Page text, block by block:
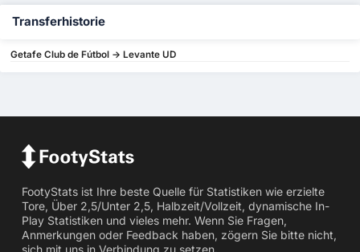
Transferhistorie
Getafe Club de Fútbol -> Levante UD
FootyStats ist Ihre beste Quelle für Statistiken wie erzielte
Tore, Über 2,5/Unter 2,5, Halbzeit/Vollzeit, dynamische In-
Play Statistiken und vieles mehr. Wenn Sie Fragen,
Anmerkungen oder Feedback haben, zögern Sie bitte nicht,